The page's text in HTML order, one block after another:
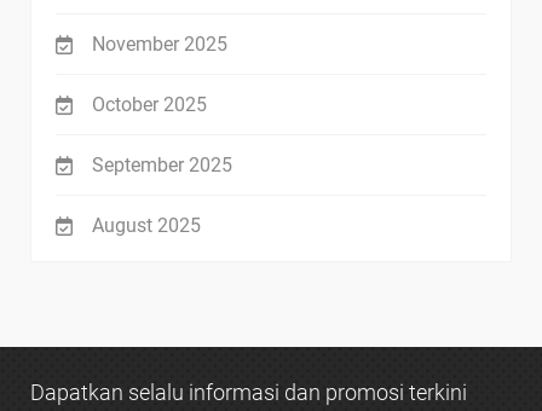
November 2025
October 2025
September 2025
August 2025
Dapatkan selalu informasi dan promosi terkini